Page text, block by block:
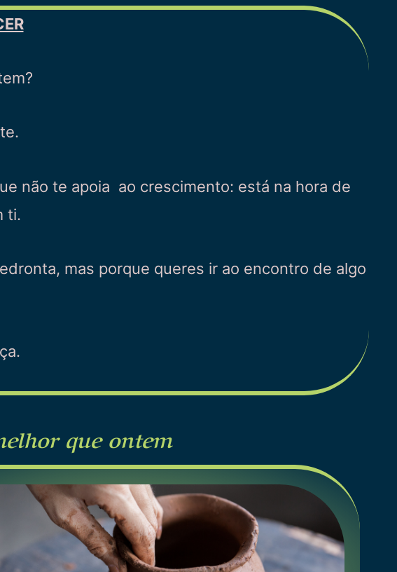
não te apoia ao crescimento: está na hora de
ti.
mas porque queres ir ao encontro de algo
que ontem